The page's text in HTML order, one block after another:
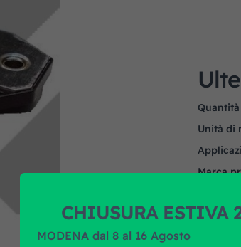
Unità di
Marca
CHIUSURA ESTIVA
MODENA dal 8 al 16 Agosto